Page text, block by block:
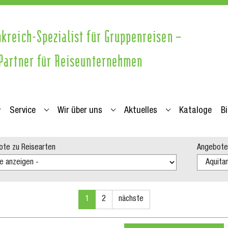
Spezialist für Gruppenreisen –
für Reiseunternehmen
for "Info zu Regionen"
Service Submenu for "Service"
Wir über uns Submenu for "Wir über uns"
Aktuelles Submenu for
Kataloge
zu Reisearten
1 2 nächste